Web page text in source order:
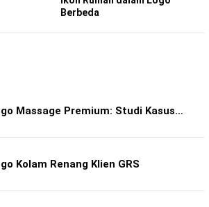
Berbeda
Massage Premium: Studi Kasus…
Kolam Renang Klien GRS